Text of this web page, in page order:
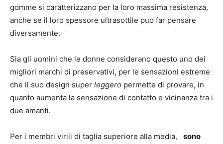
gomme si caratterizzano per la loro massima resistenza,
anche se il loro spessore ultrasottile puo far pensare
diversamente.
Sia gli uomini che le donne considerano questo uno dei
migliori marchi di preservativi, per le sensazioni estreme
che il suo design super leggero permette di provare, in
quanto aumenta la sensazione di contatto e vicinanza tra i
due amanti.
Per i membri virili di taglia superiore alla media, sono